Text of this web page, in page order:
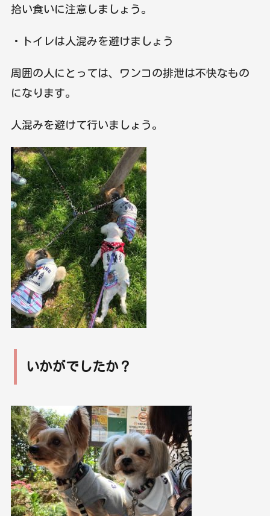
拾い食いに注意しましょう。
・トイレは人混みを避けましょう
周囲の人にとっては、ワンコの排泄は不快なもの
になります。
人混みを避けて行いましょう。
いかがでしたか？